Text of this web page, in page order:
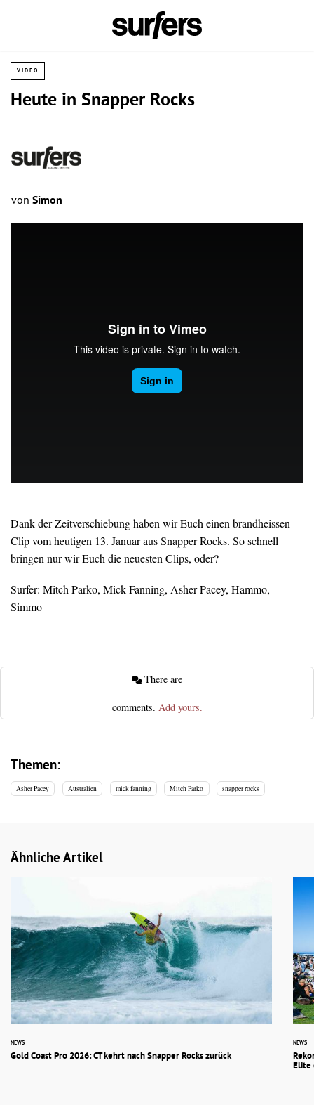
VIDEO
Heute in Snapper Rocks
von Simon
Dank der Zeitverschiebung haben wir Euch einen brandheissen
Clip vom heutigen 13. Januar aus Snapper Rocks. So schnell
bringen nur wir Euch die neuesten Clips, oder?
Surfer: Mitch Parko, Mick Fanning, Asher Pacey, Hammo,
Simmo
comments. Add yours.
Themen:
Asher Pacey Australien mick fanning Mitch Parko snapper rocks
Ähnliche Artikel
NEWS
Gold Coast Pro 2026: CT kehrt nach Snapper Rocks zurück
NEWS
Elite